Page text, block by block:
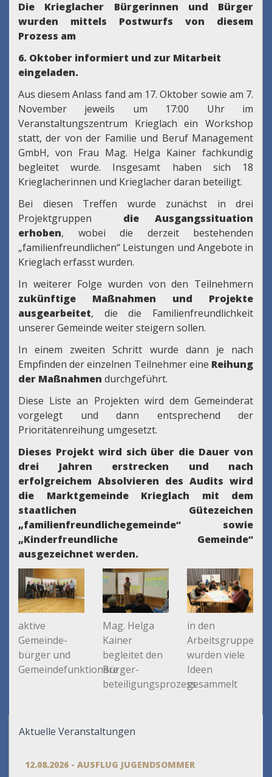
Die Krieglacher Bürgerinnen und Bürger
wurden mittels Postwurfs von diesem
Prozess am
6. Oktober informiert und zur Mitarbeit
eingeladen.
Aus diesem Anlass fand am 17. Oktober sowie am 7.
November jeweils um 17:00 Uhr im
Veranstaltungszentrum Krieglach ein Workshop
statt, der von der Familie und Beruf Management
GmbH, von Frau Mag. Helga Kainer fachkundig
begleitet wurde. Insgesamt haben sich 18
Krieglacherinnen und Krieglacher daran beteiligt.
Bei diesen Treffen wurde zunächst in drei
Projektgruppen die Ausgangssituation
erhoben, wobei die derzeit bestehenden
„familienfreundlichen“ Leistungen und Angebote in
Krieglach erfasst wurden.
In weiterer Folge wurden von den Teilnehmern
zukünftige Maßnahmen und Projekte
ausgearbeitet, die die Familienfreundlichkeit
unserer Gemeinde weiter steigern sollen.
In einem zweiten Schritt wurde dann je nach
Empfinden der einzelnen Teilnehmer eine Reihung
der Maßnahmen durchgeführt.
Diese Liste an Projekten wird dem Gemeinderat
vorgelegt und dann entsprechend der
Prioritätenreihung umgesetzt.
Dieses Projekt wird sich über die Dauer von
drei Jahren erstrecken und nach
erfolgreichem Absolvieren des Audits wird
die Marktgemeinde Krieglach mit dem
staatlichen Gütezeichen
„familienfreundlichegemeinde“ sowie
„Kinderfreundliche Gemeinde“
ausgezeichnet werden.
aktive
Gemeinde-
bürger und
Gemeindefunktionäre
Mag. Helga
Kainer
begleitet den
Bürger-
beteiligungsprozess
in den
Arbeitsgruppen
wurden viele
Ideen
gesammelt
Aktuelle Veranstaltungen
12.08.2026 - AUSFLUG JUGENDSOMMER